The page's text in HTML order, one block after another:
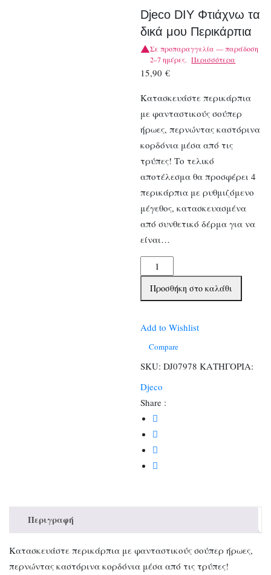
Djeco DIY Φτιάχνω τα
δικά μου Περικάρπια
Σε προπαραγγελία — παράδοση
2–7 ημέρες. Περισσότερα
15,90€
Κατασκευάστε περικάρπια
με φανταστικούς σούπερ
ήρωες, περνώντας καστόρινα
κορδόνια μέσα από τις
τρύπες! Το τελικό
αποτέλεσμα θα προσφέρει 4
περικάρπια με ρυθμιζόμενο
μέγεθος, κατασκευασμένα
από συνθετικό δέρμα για να
είναι…
Djeco
DIY
Φτιάχνω
δικά
μου
Προσθήκη στο καλάθι
Add to Wishlist
Compare
SKU: DJ07978 ΚΑΤΗΓΟΡΙΑ:
Djeco
Share :
Περιγραφή
Κατασκευάστε περικάρπια με φανταστικούς σούπερ ήρωες,
περνώντας καστόρινα κορδόνια μέσα από τις τρύπες!